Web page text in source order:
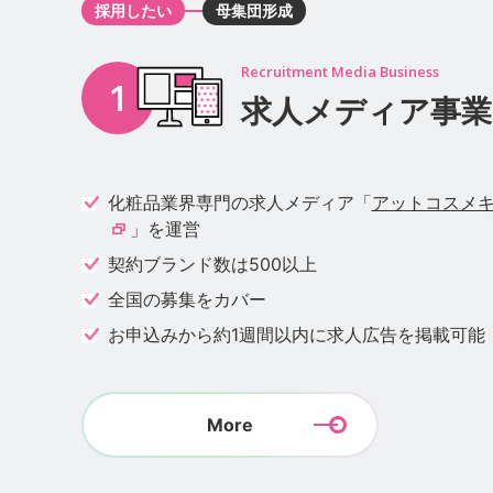
採用したい 母集団形成
求人メディア事業
化粧品業界専門の求人メディア「アットコスメ
」を運営
契約ブランド数は500以上
全国の募集をカバー
お申込みから約1週間以内に求人広告を掲載可能
More